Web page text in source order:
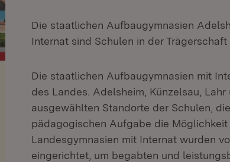
Die staatlichen Aufbaugymnasien
Internat sind Schulen in der Trägerschaft
Die staatlichen Aufbaugymnasien mit
des Landes. Adelsheim, Künzelsau,
ausgewählten Standorte der Schulen,
pädagogischen Aufgabe die
Landesgymnasien mit Internat wurden
eingerichtet, um begabten und